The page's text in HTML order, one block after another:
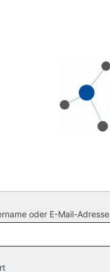
oder E-Mail-Adresse